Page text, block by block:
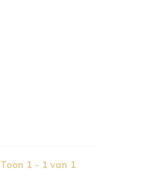
Toon 1 - 1 van 1